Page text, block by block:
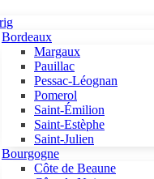
Bordeaux
Margaux
Pauillac
Pessac-Léognan
Pomerol
Saint-Émilion
Saint-Estèphe
Saint-Julien
Bourgogne
Côte de Beaune